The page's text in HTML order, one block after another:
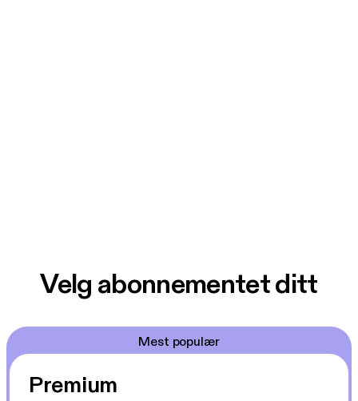
Velg abonnementet ditt
Mest populær
Premium